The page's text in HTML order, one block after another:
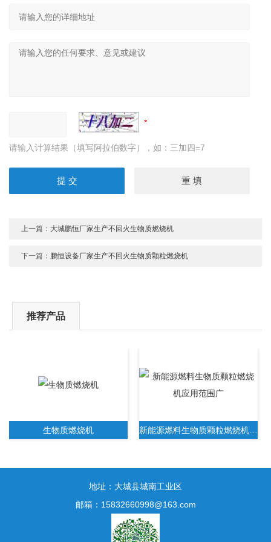
请输入计算结果（填写阿拉伯数字），如：三加四=7
上一篇： 大城鹏恒厂家生产不回火生物质燃烧机
下一篇： 鹏恒设备厂家生产不回火生物质颗粒燃烧机
推荐产品
生物质燃烧机 新能源燃料生物质颗粒燃烧机应用范围广
新一代生物质木屑颗粒燃烧机无需人工操作
地址：大城县城南工业区
邮箱：15832660998@163.com